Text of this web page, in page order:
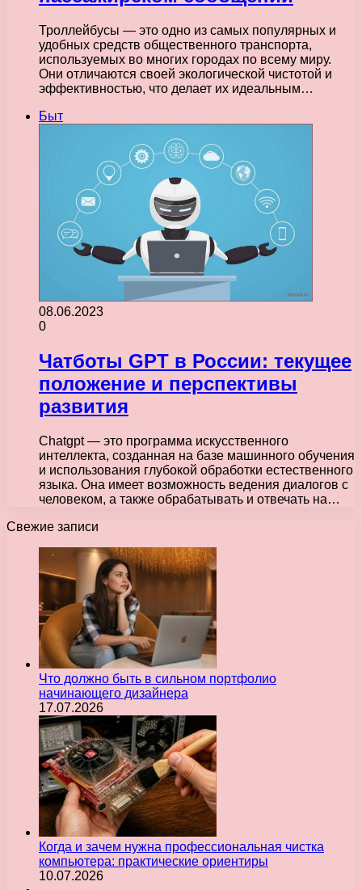
Троллейбусы — это одно из самых популярных и
удобных средств общественного транспорта,
используемых во многих городах по всему миру.
Они отличаются своей экологической чистотой и
эффективностью, что делает их идеальным…
Быт
08.06.2023
0
Чатботы GPT в России: текущее
положение и перспективы
развития
Chatgpt — это программа искусственного
интеллекта, созданная на базе машинного обучения
и использования глубокой обработки естественного
языка. Она имеет возможность ведения диалогов с
человеком, а также обрабатывать и отвечать на…
Свежие записи
Что должно быть в сильном портфолио
начинающего дизайнера
17.07.2026
Когда и зачем нужна профессиональная чистка
компьютера: практические ориентиры
10.07.2026